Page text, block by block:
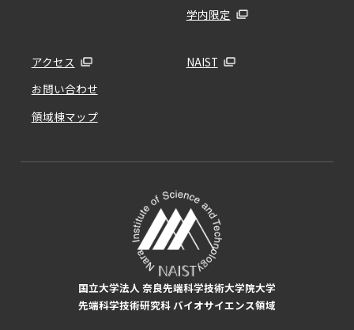
学内限定
アクセス
お問い合わせ
領域棟マップ
NAIST
国立大学法人 奈良先端科学技術大学院大学
先端科学技術研究科 バイオサイエンス領域